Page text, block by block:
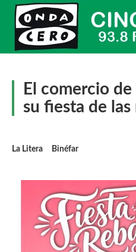
El comercio
su fiesta de las
La Litera Binéfar